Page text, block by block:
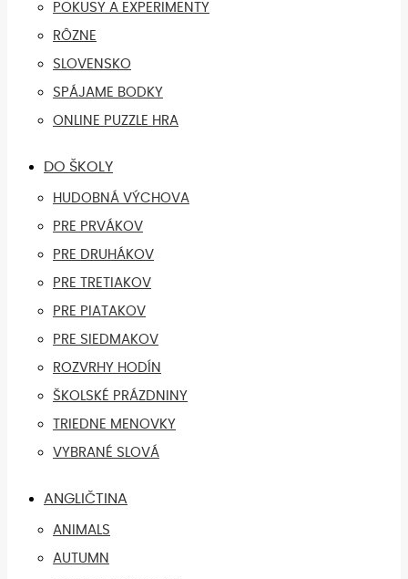
POKUSY A EXPERIMENTY
RÔZNE
SLOVENSKO
SPÁJAME BODKY
ONLINE PUZZLE HRA
DO ŠKOLY
HUDOBNÁ VÝCHOVA
PRE PRVÁKOV
PRE DRUHÁKOV
PRE TRETIAKOV
PRE PIATAKOV
PRE SIEDMAKOV
ROZVRHY HODÍN
ŠKOLSKÉ PRÁZDNINY
TRIEDNE MENOVKY
VYBRANÉ SLOVÁ
ANGLIČTINA
ANIMALS
AUTUMN